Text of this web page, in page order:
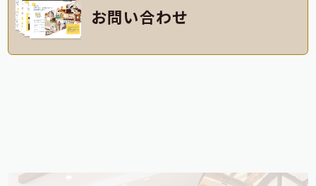
お問い合わせ